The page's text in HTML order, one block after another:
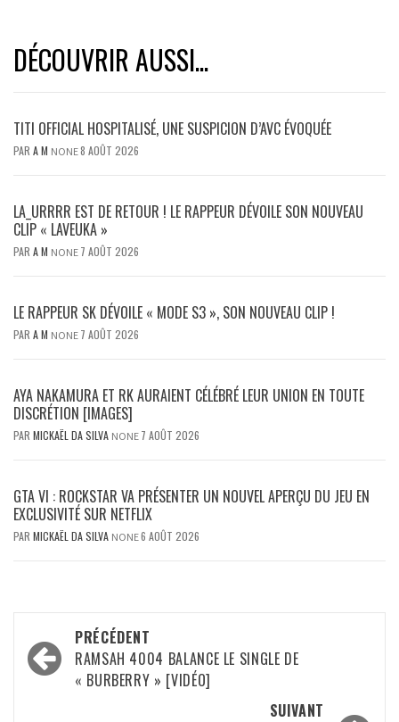
DÉCOUVRIR AUSSI...
TITI OFFICIAL HOSPITALISÉ, UNE SUSPICION D’AVC ÉVOQUÉE
PAR A M NONE8 AOÛT 2026
LA_URRRR EST DE RETOUR ! LE RAPPEUR DÉVOILE SON NOUVEAU
CLIP « LAVEUKA »
PAR A M NONE 7 AOÛT 2026
LE RAPPEUR SK DÉVOILE « MODE S3 », SON NOUVEAU CLIP !
PAR A M NONE 7 AOÛT 2026
AYA NAKAMURA ET RK AURAIENT CÉLÉBRÉ LEUR UNION EN TOUTE
DISCRÉTION [IMAGES]
PAR MICKAËL DA SILVA NONE 7 AOÛT 2026
GTA VI : ROCKSTAR VA PRÉSENTER UN NOUVEL APERÇU DU JEU EN
EXCLUSIVITÉ SUR NETFLIX
PAR MICKAËL DA SILVA NONE6 AOÛT 2026
Navigation
d’article
PRÉCÉDENT
RAMSAH 4004 BALANCE LE SINGLE DE
« BURBERRY » [VIDÉO]
SUIVANT